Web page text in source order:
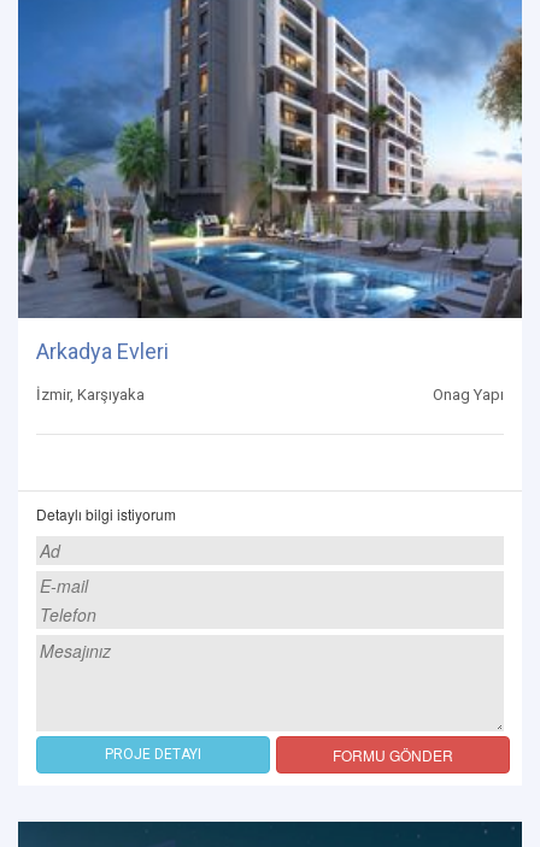
Arkadya Evleri
İzmir, Karşıyaka Onag Yapı
Detaylı bilgi istiyorum
PROJE DETAYI FORMU GÖNDER